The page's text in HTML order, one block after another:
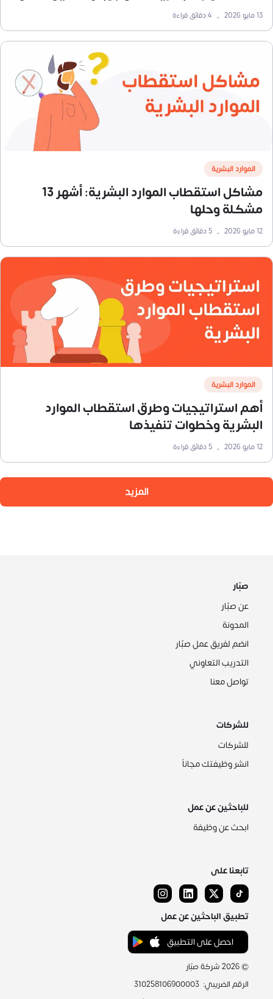
13 مايو 2026 •
4دقائق قراءة
الموارد البشرية
مشاكل استقطاب الموارد البشرية: أشهر 13
مشكلة وحلها
12 مايو 2026 •
5دقائق قراءة
الموارد البشرية
أهم استراتيجيات وطرق استقطاب الموارد
البشرية وخطوات تنفيذها
12 مايو 2026 •
5دقائق قراءة
المزيد
صبّار
عن صبّار
المدونة
انضم لفريق عمل صبّار
التدريب التعاوني
تواصل معنا
للشركات
للشركات
انشر وظيفتك مجاناً
للباحثين عن عمل
ابحث عن وظيفة
تابعنا على
تطبيق الباحثين عن عمل
احصل على التطبيق
©
2026شركة صبّار
الرقم الضريبي:
310258106900003